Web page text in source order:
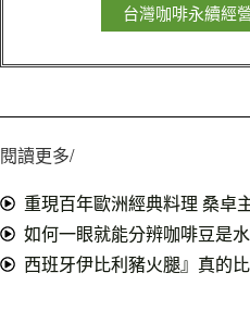
台灣咖啡永續經
閱讀更多/
重現百年歐洲經典料理 桑卓
如何一眼就能分辨咖啡豆是
西班牙伊比利豬火腿』真的